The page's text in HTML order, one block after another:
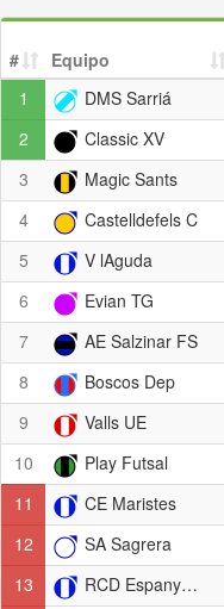
# Equipo
1
DMS Sarriá
2
Classic XV
3
Magic Sants
4
Castelldefels C
5
V lAguda
6
Evian TG
7
AE Salzinar FS
8
Boscos Dep
9
Valls UE
10
Play Futsal
11
CE Maristes
12
SA Sagrera
13
RCD Espanyol B